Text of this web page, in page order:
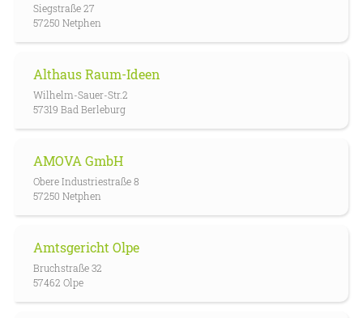
Siegstraße 27
57250 Netphen
Althaus Raum-Ideen
Wilhelm-Sauer-Str.2
57319 Bad Berleburg
AMOVA GmbH
Obere Industriestraße 8
57250 Netphen
Amtsgericht Olpe
Bruchstraße 32
57462 Olpe